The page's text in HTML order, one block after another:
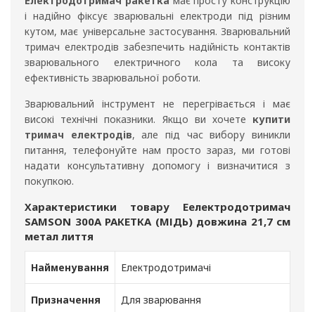
і надійно фіксує зварювальні електроди під різним
кутом, має універсальне застосування. Зварювальний
тримач електродів забезпечить надійність контактів
зварювального електричного кола та високу
ефективність зварювальної роботи.
Зварювальний інструмент не перегрівається і має
високі технічні показники. Якщо ви хочете купити
тримач електродів, але під час вибору виникли
питання, телефонуйте нам просто зараз, ми готові
надати консультативну допомогу і визначитися з
покупкою.
Характеристики товару Еелектродотримач
SAMSON 300A РАКЕТКА (МІДЬ) довжина 21,7 см
метал лиття
Найменування Електродотримачі
Призначення Для зварювання